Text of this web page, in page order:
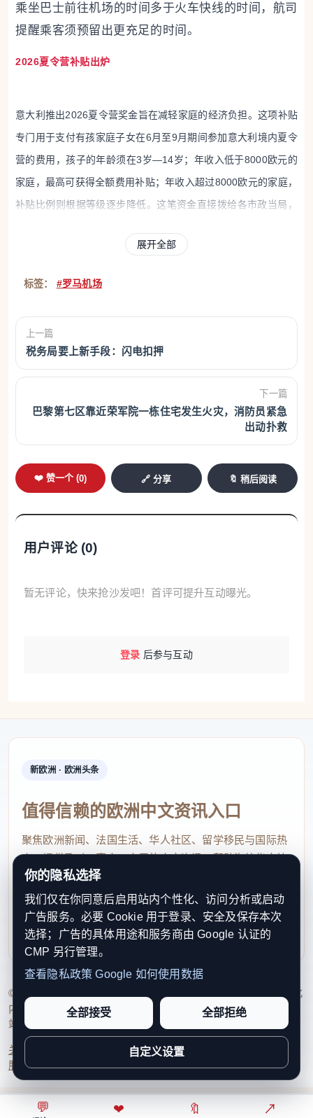
💬 ❤ 🔖 ↗
乘坐巴士前往机场的时间多于火车快线的时间，航司
提醒乘客须预留出更充足的时间。
2026夏令营补贴出炉
意大利推出2026夏令营奖金旨在减轻家庭的经济负担。这项补贴
专门用于支付有孩家庭子女在6月至9月期间参加意大利境内夏令
营的费用，孩子的年龄须在3岁—14岁；年收入低于8000欧元的
家庭，最高可获得全额费用补贴；年收入超过8000欧元的家庭，
补贴比例则根据等级逐步降低。这笔资金直接拨给各市政当局，
一乌克兰女子在住家内为客人注射美容针、并进行丰
唇和隆鼻等脸部整形手术。她通过社媒平台宣传服务
且收费低廉，因此吸引大量客户。然而，无证行医属
于非法行为，会对顾客健康构成严重风险。警方在搜
查中还发现大量用乌克兰语和中文标注的药品，目前
正在调查这些药的来源。
警报：十天4人溺水身亡
剧：一位82岁的老人在游泳时因突发疾病溺水身
泳未加阻拦。但在游泳过程中，救生员发现情况不
其中包括一名42岁男子。意大利医生提醒民众警惕
高山远足 绝处逢生
多洛米蒂山脉远足，由于他们没有按时返回上班，人
们开始担心他们的安危。夫妇俩于7月1日与亲友失
去联系，后者报警，山地救援队着手展开搜救。今天
清晨，直升机在海拔约1700米处的悬崖边小路上发
现了这对筋疲力尽的夫妇。两人在山中迷路，加之手
机没电，无法求救。好在搜救人员找到了他们，令两
人绝处逢生。
金子冰淇淋备受争议
普利亚大区一家冰淇淋店制作的手工冰淇淋“国王权
杖”覆盖一层可食用的24K金箔，售价高达70欧元。
自推出以来便因高昂的价格备受争议，店主表示他们
的金子冰淇淋所用原料独一无二，包括散养土鸡的鸡
展开全部
标签： #罗马机场
上一篇
税务局要上新手段：闪电扣押
下一篇
巴黎第七区靠近荣军院一栋住宅发生火灾，消防员紧急
出动扑救
❤️ 赞一个 (0) 🔗 分享 🔖 稍后阅读
用户评论 (0)
暂无评论，快来抢沙发吧！首评可提升互动曝光。
登录 后参与互动
新欧洲 · 欧洲头条
值得信赖的欧洲中文资讯入口
聚焦欧洲新闻、法国生活、华人社区、留学移民与国际热
点，提供及时、真实、实用的中文资讯，帮助海外华人快
速了解欧洲动态。
contact@xinouzhou.com
服务支持、版权与合作：工作日优先处理站务、投稿与权
利通知
© 2026 新欧洲·欧洲头条. All Rights Reserved. 本网站持续优化
内容透明度、联系方式与用户权利说明，以提升品牌信任感和
站点完整度。
关于我们 编辑规范日期归档隐私政策
服务条款联系我们
你的隐私选择
我们仅在你同意后启用站内个性化、访问分析或启动
广告服务。必要 Cookie 用于登录、安全及保存本次
选择；广告的具体用途和服务商由 Google 认证的
CMP 另行管理。
查看隐私政策 Google 如何使用数据
全部接受 全部拒绝
自定义设置
⌂ ◎ ↗ ○